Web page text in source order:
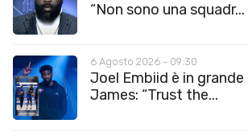
“Non sono una squadr...
6 Agosto 2026 - 09:30
Joel Embiid è in
James: “Trust the...